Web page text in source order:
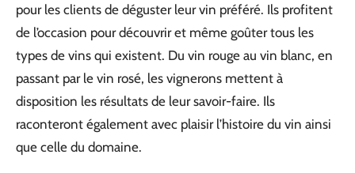
pour les clients de déguster leur vin préféré. Ils profitent
de l’occasion pour découvrir et même goûter tous les
types de vins qui existent. Du vin rouge au vin blanc, en
passant par le vin rosé, les vignerons mettent à
disposition les résultats de leur savoir-faire. Ils
raconteront également avec plaisir l’histoire du vin ainsi
que celle du domaine.